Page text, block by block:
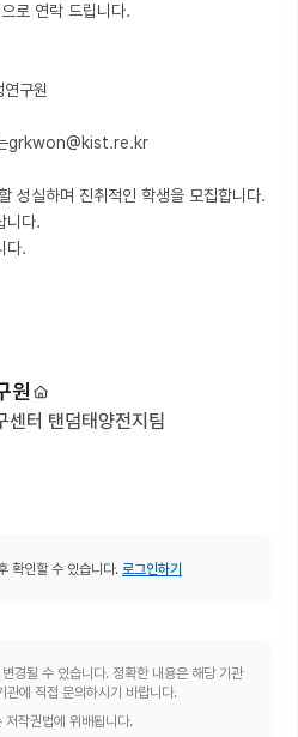
로 연락 드립니다.
구원
grkwon@kist.re.kr
성실하며 진취적인 학생을 모집합니다.
니다.
다.
원
센터 탠덤태양전지팀
확인할 수 있습니다. 로그인하기
경될 수 있습니다. 정확한 내용은 해당 기관
관에 직접 문의하시기 바랍니다.
작권법에 위배됩니다.